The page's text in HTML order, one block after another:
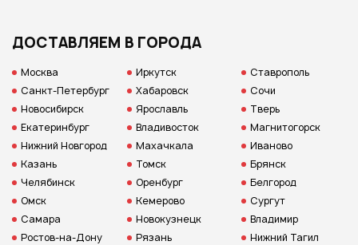
ДОСТАВЛЯЕМ В ГОРОДА
Москва
Санкт-Петербург
Новосибирск
Екатеринбург
Нижний Новгород
Казань
Челябинск
Омск
Самара
Ростов-на-Дону
Иркутск
Хабаровск
Ярославль
Владивосток
Махачкала
Томск
Оренбург
Кемерово
Новокузнецк
Рязань
Ставрополь
Сочи
Тверь
Магнитогорск
Иваново
Брянск
Белгород
Сургут
Владимир
Нижний Тагил